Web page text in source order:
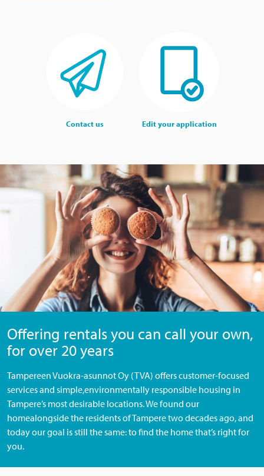
Contact us Edit your application
Offering rentals you can call your own,
for over 20 years
Tampereen Vuokra-asunnot Oy (TVA) offers customer-focused
services and simple,environmentally responsible housing in
Tampere’s most desirable locations. We found our
homealongside the residents of Tampere two decades ago, and
today our goal is still the same: to find the home that’s right for
you.